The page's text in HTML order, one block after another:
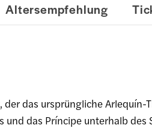
Altersempfehlung
das ursprüngliche Arlequín-
und das Príncipe unterhalb